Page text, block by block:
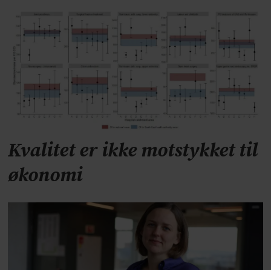
Kvalitet er ikke motstykket til
økonomi